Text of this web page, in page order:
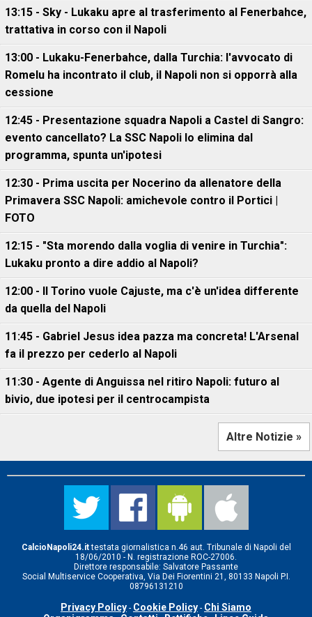
13:15 - Sky - Lukaku apre al trasferimento al Fenerbahce,
trattativa in corso con il Napoli
13:00 - Lukaku-Fenerbahce, dalla Turchia: l'avvocato di
Romelu ha incontrato il club, il Napoli non si opporrà alla
cessione
12:45 - Presentazione squadra Napoli a Castel di Sangro:
evento cancellato? La SSC Napoli lo elimina dal
programma, spunta un'ipotesi
12:30 - Prima uscita per Nocerino da allenatore della
Primavera SSC Napoli: amichevole contro il Portici |
FOTO
12:15 - "Sta morendo dalla voglia di venire in Turchia":
Lukaku pronto a dire addio al Napoli?
12:00 - Il Torino vuole Cajuste, ma c'è un'idea differente
da quella del Napoli
11:45 - Gabriel Jesus idea pazza ma concreta! L'Arsenal
fa il prezzo per cederlo al Napoli
11:30 - Agente di Anguissa nel ritiro Napoli: futuro al
bivio, due ipotesi per il centrocampista
Altre Notizie »
CalcioNapoli24.ittestata giornalistica n.46 aut. Tribunale di Napoli del
18/06/2010 - N. registrazione ROC-27006.
Direttore responsabile: Salvatore Passante
Social Multiservice Cooperativa, Via Dei Fiorentini 21, 80133 Napoli P.I.
08796131210
Privacy Policy - Cookie Policy - Chi Siamo